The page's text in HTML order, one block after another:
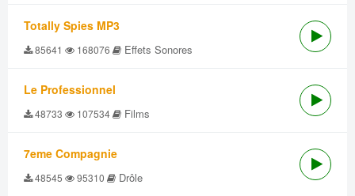
Totally Spies MP3
85641 168076 Effets Sonores
Le Professionnel
48733 107534 Films
7eme Compagnie
48545 95310 Drôle